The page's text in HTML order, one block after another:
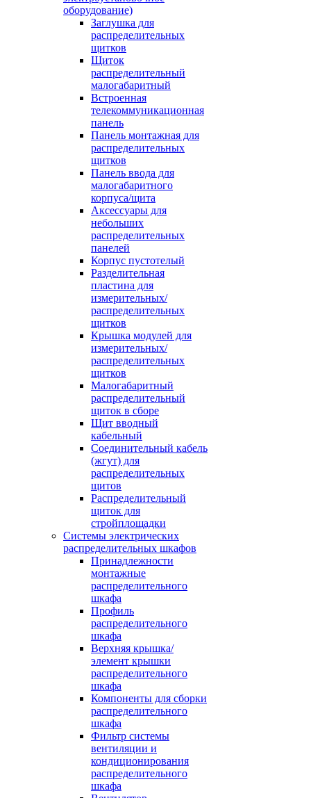
оборудование)
Заглушка для
распределительных
щитков
Щиток
распределительный
малогабаритный
Встроенная
телекоммуникационная
панель
Панель монтажная для
распределительных
щитков
Панель ввода для
малогабаритного
корпуса/щита
Аксессуары для
небольших
распределительных
панелей
Корпус пустотелый
Разделительная
пластина для
измерительных/
распределительных
щитков
Крышка модулей для
измерительных/
распределительных
щитков
Малогабаритный
распределительный
щиток в сборе
Щит вводный
кабельный
Соединительный кабель
(жгут) для
распределительных
щитов
Распределительный
щиток для
стройплощадки
Системы электрических
распределительных шкафов
Принадлежности
монтажные
распределительного
шкафа
Профиль
распределительного
шкафа
Верхняя крышка/
элемент крышки
распределительного
шкафа
Компоненты для сборки
распределительного
шкафа
Фильтр системы
вентиляции и
кондиционирования
распределительного
шкафа